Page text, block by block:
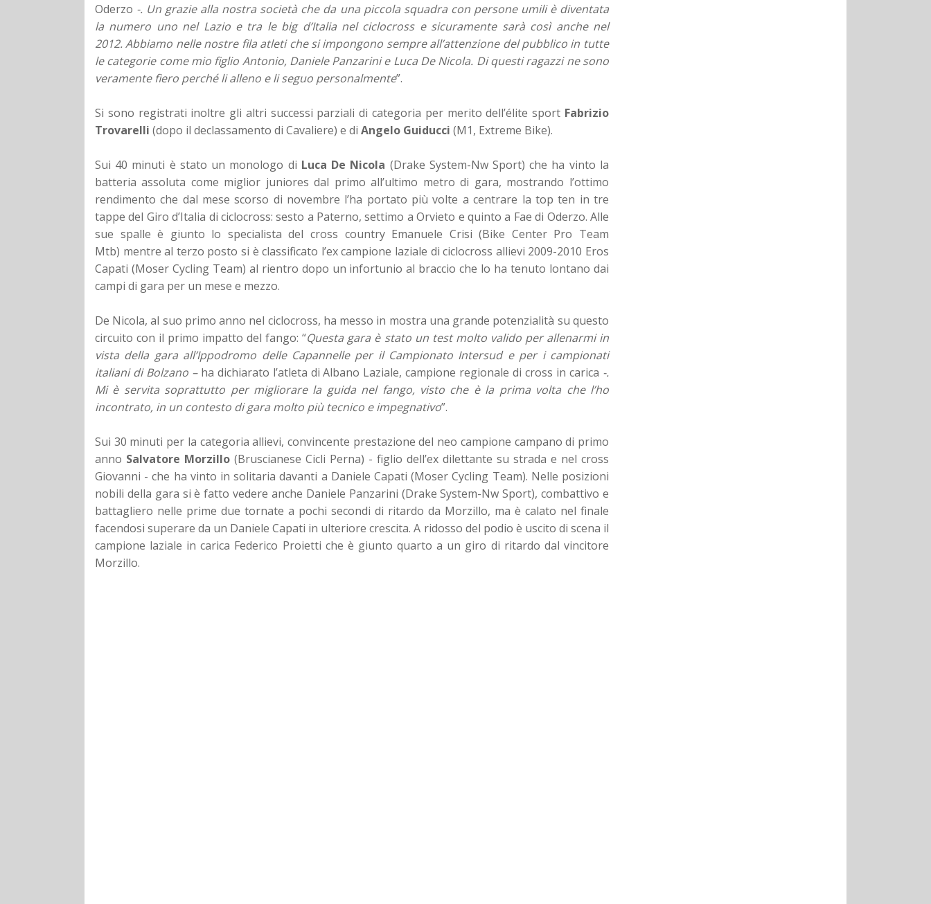
Oderzo -. Un grazie alla nostra società che da una piccola squadra con persone umili è diventata
la numero uno nel Lazio e tra le big d’Italia nel ciclocross e sicuramente sarà così anche nel
2012. Abbiamo nelle nostre fila atleti che si impongono sempre all’attenzione del pubblico in tutte
le categorie come mio figlio Antonio, Daniele Panzarini e Luca De Nicola. Di questi ragazzi ne sono
veramente fiero perché li alleno e li seguo personalmente”.
Si sono registrati inoltre gli altri successi parziali di categoria per merito dell’élite sport Fabrizio
Trovarelli (dopo il declassamento di Cavaliere) e di Angelo Guiducci (M1, Extreme Bike).
Sui 40 minuti è stato un monologo di Luca De Nicola (Drake System-Nw Sport) che ha vinto la
batteria assoluta come miglior juniores dal primo all’ultimo metro di gara, mostrando l’ottimo
rendimento che dal mese scorso di novembre l’ha portato più volte a centrare la top ten in tre
tappe del Giro d’Italia di ciclocross: sesto a Paterno, settimo a Orvieto e quinto a Fae di Oderzo. Alle
sue spalle è giunto lo specialista del cross country Emanuele Crisi (Bike Center Pro Team
Mtb) mentre al terzo posto si è classificato l’ex campione laziale di ciclocross allievi 2009-2010 Eros
Capati (Moser Cycling Team) al rientro dopo un infortunio al braccio che lo ha tenuto lontano dai
campi di gara per un mese e mezzo.
De Nicola, al suo primo anno nel ciclocross, ha messo in mostra una grande potenzialità su questo
circuito con il primo impatto del fango: “Questa gara è stato un test molto valido per allenarmi in
vista della gara all’Ippodromo delle Capannelle per il Campionato Intersud e per i campionati
italiani di Bolzano –ha dichiarato l’atleta di Albano Laziale, campione regionale di cross in carica -.
Mi è servita soprattutto per migliorare la guida nel fango, visto che è la prima volta che l’ho
incontrato, in un contesto di gara molto più tecnico e impegnativo”.
Sui 30 minuti per la categoria allievi, convincente prestazione del neo campione campano di primo
anno Salvatore Morzillo (Bruscianese Cicli Perna) - figlio dell’ex dilettante su strada e nel cross
Giovanni - che ha vinto in solitaria davanti a Daniele Capati (Moser Cycling Team). Nelle posizioni
nobili della gara si è fatto vedere anche Daniele Panzarini (Drake System-Nw Sport), combattivo e
battagliero nelle prime due tornate a pochi secondi di ritardo da Morzillo, ma è calato nel finale
facendosi superare da un Daniele Capati in ulteriore crescita. A ridosso del podio è uscito di scena il
campione laziale in carica Federico Proietti che è giunto quarto a un giro di ritardo dal vincitore
Morzillo.